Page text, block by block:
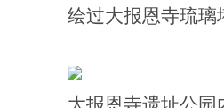
绘过大报恩寺琉璃